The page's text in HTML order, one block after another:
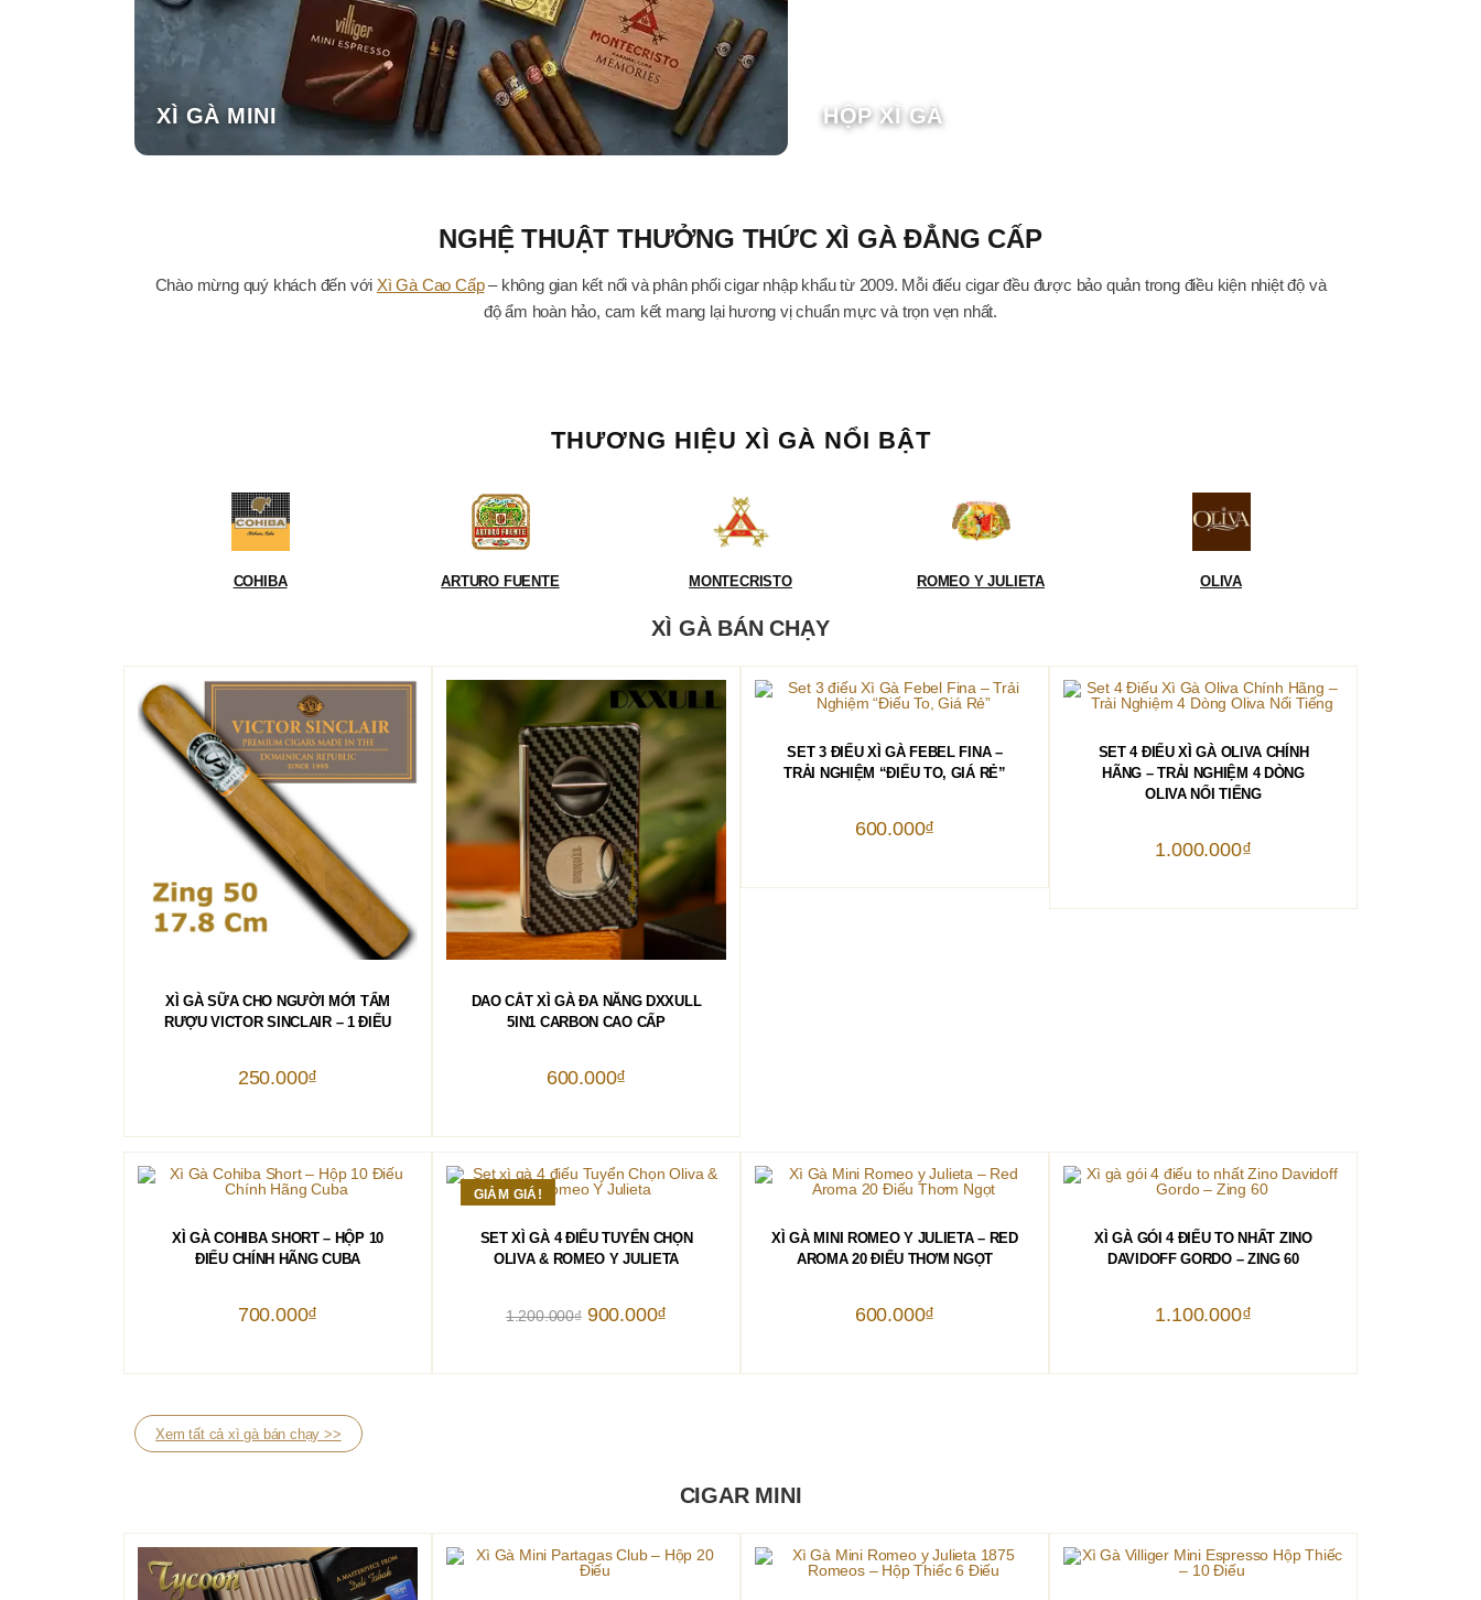
XÌ GÀ MINI HỘP XÌ GÀ
NGHỆ THUẬT THƯỞNG THỨC XÌ GÀ ĐẲNG CẤP
Chào mừng quý khách đến với Xì Gà Cao Cấp– không gian kết nối và phân phối cigar nhập khẩu từ 2009. Mỗi điếu cigar đều được bảo quản trong điều kiện nhiệt độ và
độ ẩm hoàn hảo, cam kết mang lại hương vị chuẩn mực và trọn vẹn nhất.
THƯƠNG HIỆU XÌ GÀ NỔI BẬT
COHIBA ARTURO FUENTE MONTECRISTO ROMEO Y JULIETA OLIVA
XÌ GÀ BÁN CHẠY
THÊM VÀO GIỎ HÀNG
XÌ GÀ SỮA CHO NGƯỜI MỚI TẨM
RƯỢU VICTOR SINCLAIR – 1 ĐIẾU
250.000₫
THÊM VÀO GIỎ HÀNG
DAO CẮT XÌ GÀ ĐA NĂNG DXXULL
5IN1 CARBON CAO CẤP
600.000₫
THÊM VÀO GIỎ HÀNG
SET 3 ĐIẾU XÌ GÀ FEBEL FINA –
TRẢI NGHIỆM “ĐIẾU TO, GIÁ RẺ”
600.000₫
THÊM VÀO GIỎ HÀNG
SET 4 ĐIẾU XÌ GÀ OLIVA CHÍNH
HÃNG – TRẢI NGHIỆM 4 DÒNG
OLIVA NỔI TIẾNG
1.000.000₫
THÊM VÀO GIỎ HÀNG
XÌ GÀ COHIBA SHORT – HỘP 10
ĐIẾU CHÍNH HÃNG CUBA
700.000₫
GIẢM GIÁ!
THÊM VÀO GIỎ HÀNG
SET XÌ GÀ 4 ĐIẾU TUYỂN CHỌN
OLIVA & ROMEO Y JULIETA
1.200.000₫ Giá
gốc
900.000₫
900.000₫.
XÌ GÀ MINI ROMEO Y JULIETA – RED
AROMA 20 ĐIẾU THƠM NGỌT
600.000₫
THÊM VÀO GIỎ HÀNG
XÌ GÀ GÓI 4 ĐIẾU TO NHẤT ZINO
DAVIDOFF GORDO – ZING 60
1.100.000₫
Xem tất cả xì gà bán chạy >>
CIGAR MINI